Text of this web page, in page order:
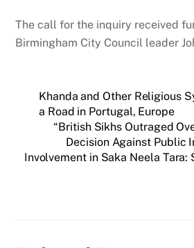
The call for the inquiry received
Birmingham City Council leader
Khanda and Other Religious
a Road in Portugal, Europe
“British Sikhs Outraged
Decision Against Public
Involvement in Saka Neela Tara: